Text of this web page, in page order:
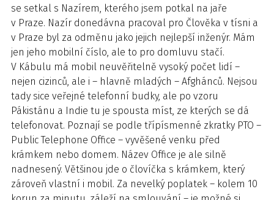
se setkal s Nazírem, kterého jsem potkal na jaře
v Praze. Nazír donedávna pracoval pro Člověka v tísni a
v Praze byl za odměnu jako jejich nejlepší inženýr. Mám
jen jeho mobilní číslo, ale to pro domluvu stačí.
V Kábulu má mobil neuvěřitelně vysoký počet lidí –
nejen cizinců, ale i – hlavně mladých – Afghánců. Nejsou
tady sice veřejné telefonní budky, ale po vzoru
Pákistánu a Indie tu je spousta míst, ze kterých se dá
telefonovat. Poznají se podle třípísmenné zkratky PTO –
Public Telephone Office – vyvěšené venku před
krámkem nebo domem. Název Office je ale silně
nadnesený. Většinou jde o človíčka s krámkem, který
zároveň vlastní i mobil. Za nevelký poplatek – kolem 10